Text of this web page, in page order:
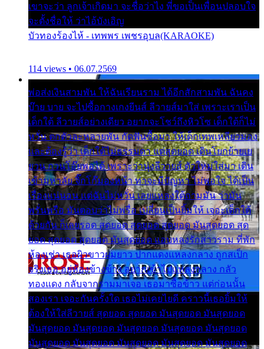
เขาจะว่า ลูกเจ้าเกิดมา จะชื่อว่าไง พี่ขอเป็นเพื่อนปลอบใจ
จะตั้งชื่อให้ ว่าไอ้บังเอิญ
บัวทองร้องไห้ - เทพพร เพชรอุบล(KARAOKE)
114 views • 06.07.2569
พ่อส่งเงินสามพัน ให้ฉันเรียนราม ได้อีกสักสามพัน ฉันคง
บ๊าย บาย จะไปซื้อกางเกงยีนส์ ลีวายส์มาใส่ เพราะเราเป็น
เด็กใต้ ลีวายส์อย่างเดียว อยากจะโชว์ถึงหิวโซ เด็กใต้ก็ไม่
หวั่น ตกตัวละหลายพัน กัดฟันซื้อมา ให้เด็กเทพเหลียวมอง
และต้องรู้ว่า เด็กใต้ไม่ธรรมดา แต่สุดยอด เดินโยกย้ายเย
ยวน กวนโอ๊ยพอได้ เพราะว่านุ่งลีวายส์ ตัวใหม่ใส่มา เดิน
เข้ามหาลัย จิ๊กโก๊มองหน้า ท่าจะมีปัญหา ไม่พอใจ ได้เป็น
เรื่องแน่นอน แต่ฉันไม่หวั่น เลยแหลงใต้ถามมัน ว่ามัน
พรั่นพรือ มันตอบว่าไม่พรื่อ เปลี่ยนเป็นยิ้มให้ เจอะเด็กใต้
ด้วยกัน ก็เลยรอด สุดยอด สุดยอด สุดยอด มันสุดยอด สุด
ยอด สุดยอด สุดยอด มันสุดยอด แอบหลงรักสาวราม ที่พัก
ห้องเช่า เธอผิวขาวผมยาว ปากแดงแหลงกลาง ถูกสเป็ก
จริงเธอ อยู่ห้องข้างข้าง อยากเข้าไปแหลงกลาง กลัว
ทองแดง กลับจากรามมาเจอ เธอมาซื้อข้าว แต่ก่อนนั้น
สองเรา เจอะกันครั้งใด เธอไม่เคยไยดี คราวนี้เธอยิ้มให้
ต้องให้ใส่ลีวายส์ สุดยอด สุดยอด มันสุดยอด มันสุดยอด
มันสุดยอด มันสุดยอด มันสุดยอด มันสุดยอด มันสุดยอด
มันสุดยอด มันสุดยอด มันสุดยอด มันสุดยอด มันสุดยอด